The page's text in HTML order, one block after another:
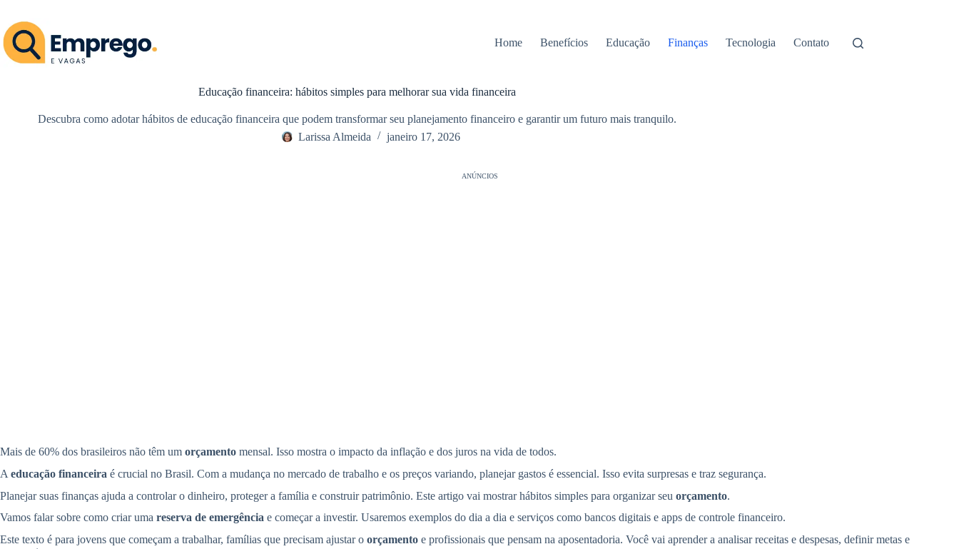
o
conteúdo
Home Benefícios Educação Finanças Tecnologia Contato
Educação financeira: hábitos simples para melhorar sua vida financeira
Descubra como adotar hábitos de educação financeira que podem transformar seu planejamento financeiro e garantir um futuro mais tranquilo.
Larissa Almeida
janeiro 17, 2026
ANÚNCIOS
Mais de 60% dos brasileiros não têm um orçamento mensal. Isso mostra o impacto da inflação e dos juros na vida de todos.
A educação financeira é crucial no Brasil. Com a mudança no mercado de trabalho e os preços variando, planejar gastos é essencial. Isso evita surpresas e traz segurança.
Planejar suas finanças ajuda a controlar o dinheiro, proteger a família e construir patrimônio. Este artigo vai mostrar hábitos simples para organizar seu orçamento.
Vamos falar sobre como criar uma reserva de emergência e começar a investir. Usaremos exemplos do dia a dia e serviços como bancos digitais e apps de controle financeiro.
Este texto é para jovens que começam a trabalhar, famílias que precisam ajustar o orçamento e profissionais que pensam na aposentadoria. Você vai aprender a analisar receitas e despesas, definir metas e